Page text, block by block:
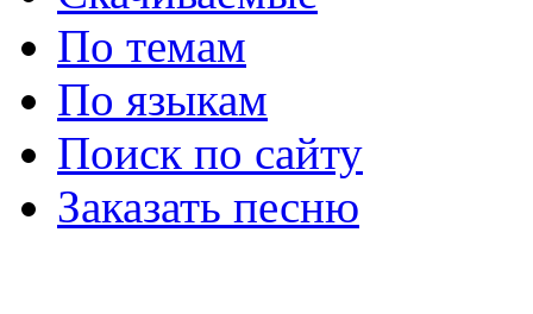
По темам
По языкам
Поиск по сайту
Заказать песню